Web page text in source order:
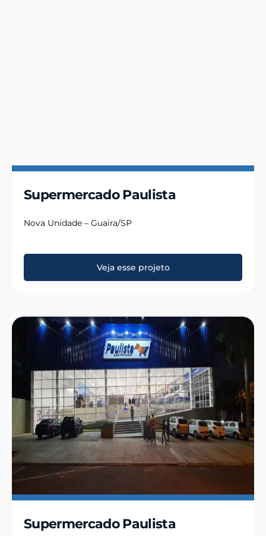
Supermercado Paulista
Nova Unidade – Guaira/SP
Veja esse projeto
Supermercado Paulista